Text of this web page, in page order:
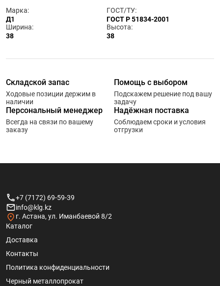
Марка:
Д1
ГОСТ/ТУ:
ГОСТ Р 51834-2001
Ширина:
38
Высота:
38
Складской запас
Ходовые позиции держим в
наличии
Помощь с выбором
Подскажем решение под вашу
задачу
Персональный менеджер
Всегда на связи по вашему
заказу
Надёжная поставка
Соблюдаем сроки и условия
отгрузки
+7 (7172) 69-59-39
info@klg.kz
г. Астана, ул. Иманбаевой 8/2
Каталог
Доставка
Контакты
Политика конфиденциальности
Черный металлопрокат